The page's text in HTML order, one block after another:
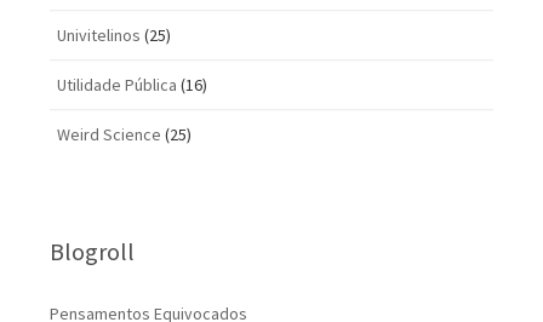
Univitelinos (25)
Utilidade Pública (16)
Weird Science (25)
Blogroll
Pensamentos Equivocados